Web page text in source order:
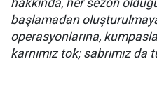
hakkında, her sezon
başlamadan
operasyonlarına,
karnımız tok; sabrımız da